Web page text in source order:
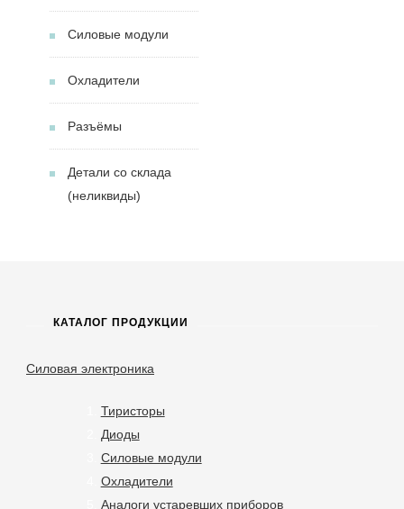
Силовые модули
Охладители
Разъёмы
Детали со склада
(неликвиды)
КАТАЛОГ ПРОДУКЦИИ
Силовая электроника
Тиристоры
Диоды
Силовые модули
Охладители
Аналоги устаревших приборов